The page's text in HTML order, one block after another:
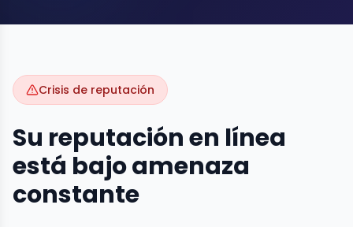
Crisis de reputación
Su reputación en línea
está bajo amenaza
constante